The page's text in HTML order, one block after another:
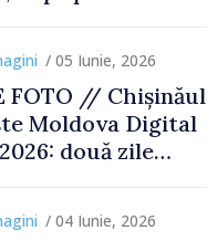
/ 05 Iunie, 2026
FOTO // Chișinăul
Moldova Digital
două zile
digitale
/ 04 Iunie, 2026